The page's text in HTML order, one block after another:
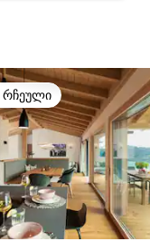
RNO ID: 108171
რჩეული
რჩეული